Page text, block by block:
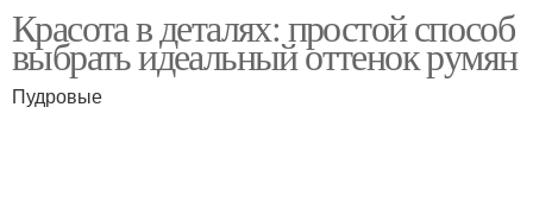
Красота в деталях: простой способ
выбрать идеальный оттенок румян
Пудровые